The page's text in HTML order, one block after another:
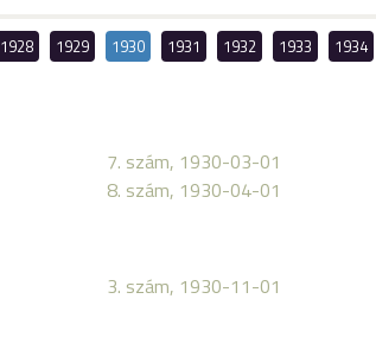
1928 1929 1930 1931 1932 1933 1934
7. szám, 1930-03-01
8. szám, 1930-04-01
3. szám, 1930-11-01